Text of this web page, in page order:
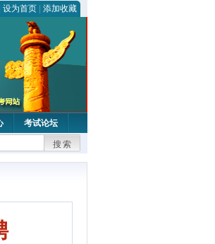
设为首页 添加收藏
考试论坛
搜索